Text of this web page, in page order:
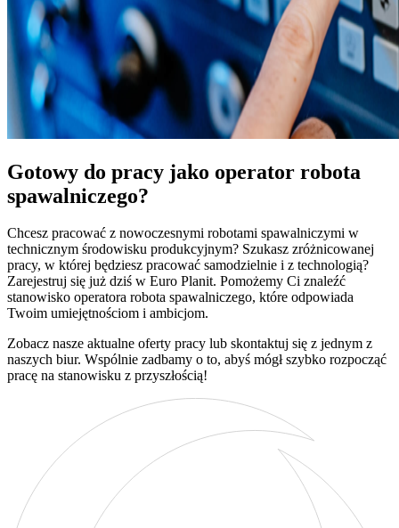
Gotowy do pracy jako operator robota
spawalniczego?
Chcesz pracować z nowoczesnymi robotami spawalniczymi w
technicznym środowisku produkcyjnym? Szukasz zróżnicowanej
pracy, w której będziesz pracować samodzielnie i z technologią?
Zarejestruj się już dziś w Euro Planit. Pomożemy Ci znaleźć
stanowisko operatora robota spawalniczego, które odpowiada
Twoim umiejętnościom i ambicjom.
Zobacz nasze aktualne oferty pracy lub skontaktuj się z jednym z
naszych biur. Wspólnie zadbamy o to, abyś mógł szybko rozpocząć
pracę na stanowisku z przyszłością!